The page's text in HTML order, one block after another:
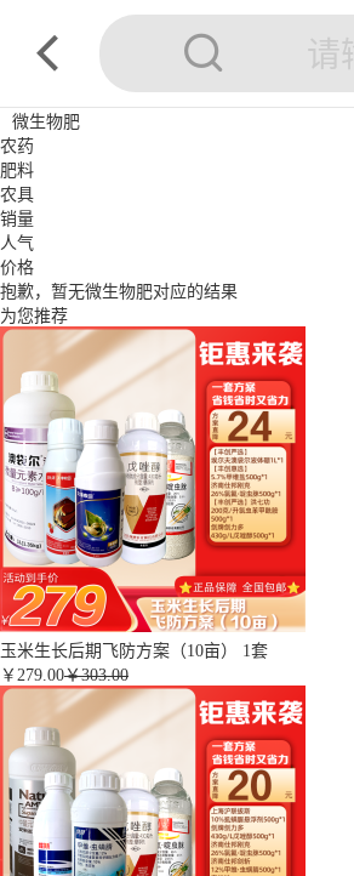
微生物肥
农药
肥料
农具
销量
人气
价格
抱歉，暂无微生物肥对应的结果
为您推荐
玉米生长后期飞防方案（10亩） 1套
￥ 279.00￥303.00